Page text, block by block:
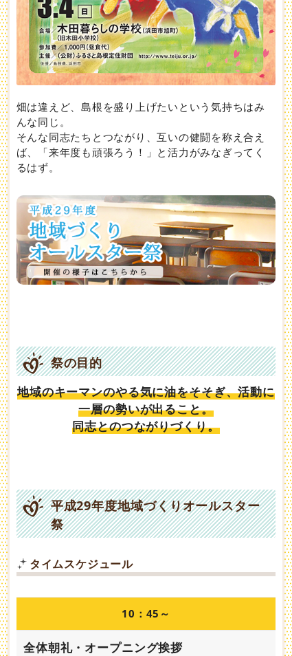
畑は違えど、島根を盛り上げたいという気持ちはみ
んな同じ。
そんな同志たちとつながり、互いの健闘を称え合え
ば、「来年度も頑張ろう！」と活力がみなぎってく
るはず。
祭の目的
地域のキーマンのやる気に油をそそぎ、活動に
一層の勢いが出ること。
同志とのつながりづくり。
平成29年度地域づくりオールスター
祭
タイムスケジュール
10：45～
全体朝礼・オープニング挨拶